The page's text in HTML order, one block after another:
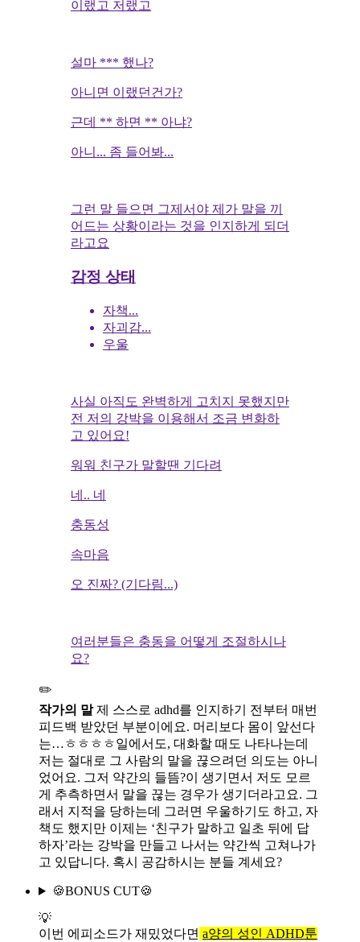
이랬고 저랬고
설마 *** 했나?
아니면 이랬던건가?
근데 ** 하면 ** 아냐?
아니... 좀 들어봐...
그런 말 들으면 그제서야 제가 말을 끼
어드는 상황이라는 것을 인지하게 되더
라고요
감정 상태
자책...
자괴감...
우울
사실 아직도 완벽하게 고치지 못했지만
전 저의 강박을 이용해서 조금 변화하
고 있어요!
워워 친구가 말할땐 기다려
네.. 네
충동성
속마음
오 진짜? (기다림...)
여러분들은 충동을 어떻게 조절하시나
요?
✏️
작가의 말제 스스로 adhd를 인지하기 전부터 매번
피드백 받았던 부분이에요. 머리보다 몸이 앞선다
는…ㅎㅎㅎㅎ일에서도, 대화할 때도 나타나는데
저는 절대로 그 사람의 말을 끊으려던 의도는 아니
었어요. 그저 약간의 들뜸?이 생기면서 저도 모르
게 추측하면서 말을 끊는 경우가 생기더라고요. 그
래서 지적을 당하는데 그러면 우울하기도 하고, 자
책도 했지만 이제는 ‘친구가 말하고 일초 뒤에 답
하자’라는 강박을 만들고 나서는 약간씩 고쳐나가
고 있답니다. 혹시 공감하시는 분들 계세요?
🍪BONUS CUT🍪
💡
이번 에피소드가 재밌었다면 a양의 성인 ADHD툰